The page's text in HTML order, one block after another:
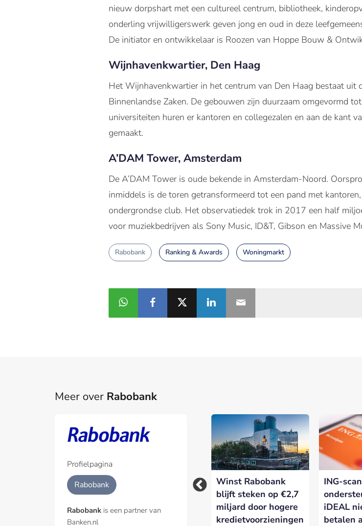
nieuw dorpshart met een cultureel centrum, bibliotheek,
onderling vrijwilligerswerk geven jong en oud in deze
De initiator en ontwikkelaar is Roozen van Hoppe Bouw &
Wijnhavenkwartier, Den Haag
Het Wijnhavenkwartier in het centrum van Den Haag bestaat uit
Binnenlandse Zaken. De gebouwen zijn duurzaam omgevormd
universiteiten huren er kantoren en collegezalen en aan de kant
gemaakt.
A’DAM Tower, Amsterdam
De A’DAM Tower is oude bekende in Amsterdam-Noord.
inmiddels is de toren getransformeerd tot een pand met
ondergrondse club. Het observatiedek trok in 2017 een half
voor muziekbedrijven als Sony Music, ID&T, Gibson en Massive
Rabobank Ranking & Awards Woningmarkt
Meer over Rabobank
Profielpagina
Rabobank
Rabobank is een partner van
Banken.nl
voedselzekerheid
financieringsvraagstuk
Rabobank versnelt
inzet van AI-agents
Hub
Winst Rabobank
blijft steken op €2,7
miljard door hogere
kredietvoorzieningen
ING-
iDEAL
betalen